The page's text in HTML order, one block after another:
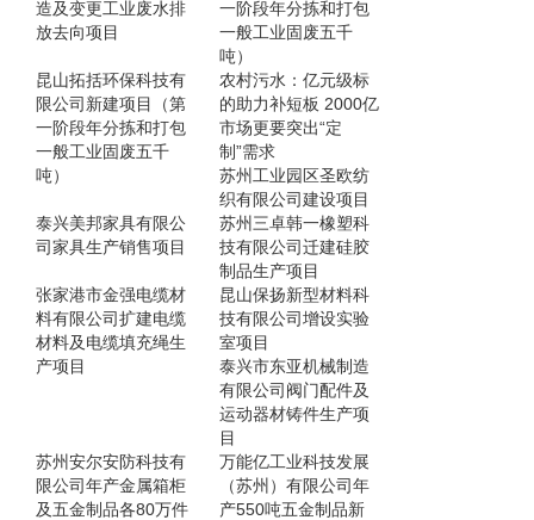
造及变更工业废水排
放去向项目
一阶段年分拣和打包
一般工业固废五千
吨）
昆山拓括环保科技有
限公司新建项目（第
一阶段年分拣和打包
一般工业固废五千
吨）
农村污水：亿元级标
的助力补短板 2000亿
市场更要突出“定
制”需求
苏州工业园区圣欧纺
织有限公司建设项目
泰兴美邦家具有限公
司家具生产销售项目
苏州三卓韩一橡塑科
技有限公司迁建硅胶
制品生产项目
张家港市金强电缆材
料有限公司扩建电缆
材料及电缆填充绳生
产项目
昆山保扬新型材料科
技有限公司增设实验
室项目
泰兴市东亚机械制造
有限公司阀门配件及
运动器材铸件生产项
目
苏州安尔安防科技有
限公司年产金属箱柜
及五金制品各80万件
万能亿工业科技发展
（苏州）有限公司年
产550吨五金制品新